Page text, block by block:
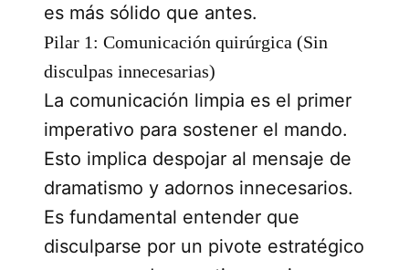
es más sólido que antes.
Pilar 1: Comunicación quirúrgica (Sin
disculpas innecesarias)
La comunicación limpia es el primer
imperativo para sostener el mando.
Esto implica despojar al mensaje de
dramatismo y adornos innecesarios.
Es fundamental entender que
disculparse por un pivote estratégico